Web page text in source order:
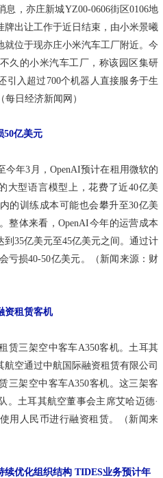
，亦庄新城YZ00-0606街区0106地
出让工作于近日结束，由小米景曦
位于现亦庄小米汽车工厂附近。今
久的小米汽车工厂，称该园区集研
引入超过700个机器人直接服务于生
日经济新闻网）
50亿美元
年3月，OpenAI预计在租用微软的
大型语言模型上，花费了近40亿美
的训练成本可能也会攀升至30亿美
整体来看，OpenAI今年的运营成本
35亿美元至45亿美元之间。通过计
亏损40-50亿美元。（新闻来源：财
资租赁客机
赁三架空中客车A350客机。土耳其
空通过中航国际融资租赁有限公司
三架空中客车A350客机。这三架客
。土耳其航空董事会主席艾哈迈德·
用人民币进行融资租赁。（新闻来
续优化组织结构 TIDES业务预计年